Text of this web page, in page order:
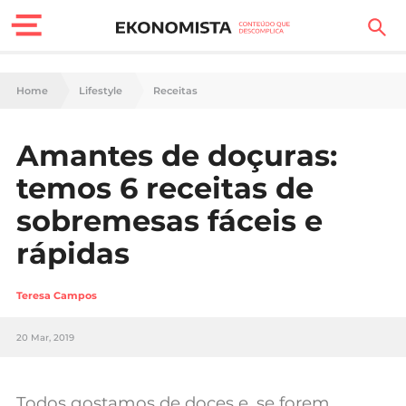
Finanças Pessoais
Carreira
Casa
Lifestyle
Sociedade
Tecnologia
Negócios
Home Lifestyle Receitas
Amantes de doçuras:
temos 6 receitas de
sobremesas fáceis e
rápidas
Teresa Campos
20 Mar, 2019